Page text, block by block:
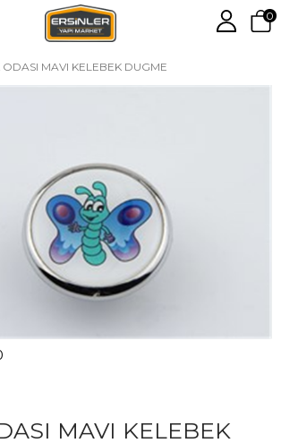
0
ODASI MAVI KELEBEK DUGME
MAVI KELEBEK